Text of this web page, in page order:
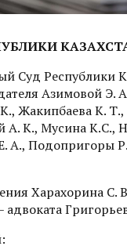
Суд Республики
Азимовой Э.
Жакипбаева К.
А. К., Мусина К.С.,
А., Подопригоры
Харахорина С.
адвоката